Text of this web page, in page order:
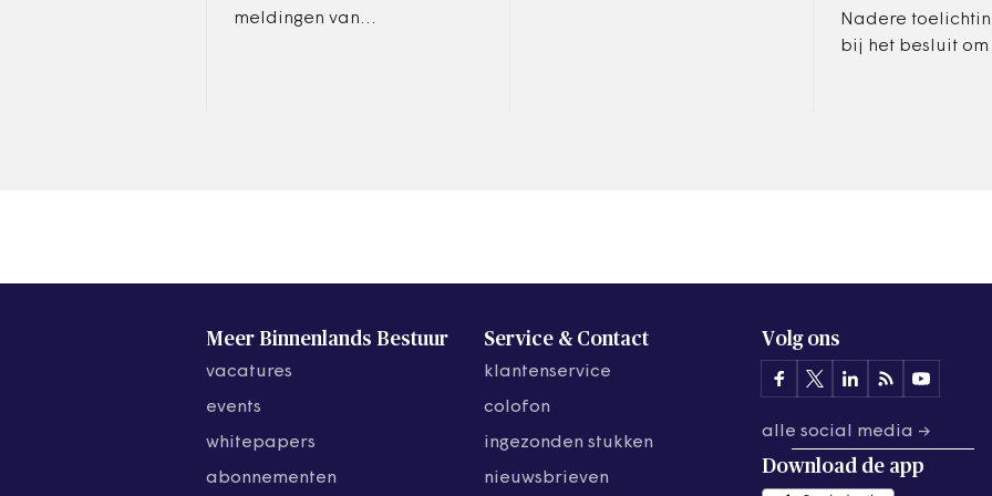
meldingen van
Nadere
bij het besluit om
Meer Binnenlands Bestuur
vacatures
events
whitepapers
abonnementen
Service & Contact
klantenservice
colofon
ingezonden stukken
nieuwsbrieven
Volg ons
alle social media →
Download de app